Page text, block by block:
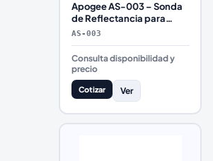
Apogee AS-003 – Sonda
de Reflectancia para
Espectrorradiómetros de
Laboratorio
AS-003
Consulta disponibilidad y
precio
Cotizar Ver